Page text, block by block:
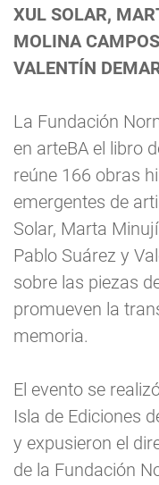
XUL SOLAR,
MOLINA
VALENTÍN
La Fundación
en arteBA el libro
reúne 166 obras
emergentes de
Solar, Marta
Pablo Suárez y
sobre las piezas
promueven la
memoria.
El evento se
Isla de Ediciones
y expusieron el
de la Fundación